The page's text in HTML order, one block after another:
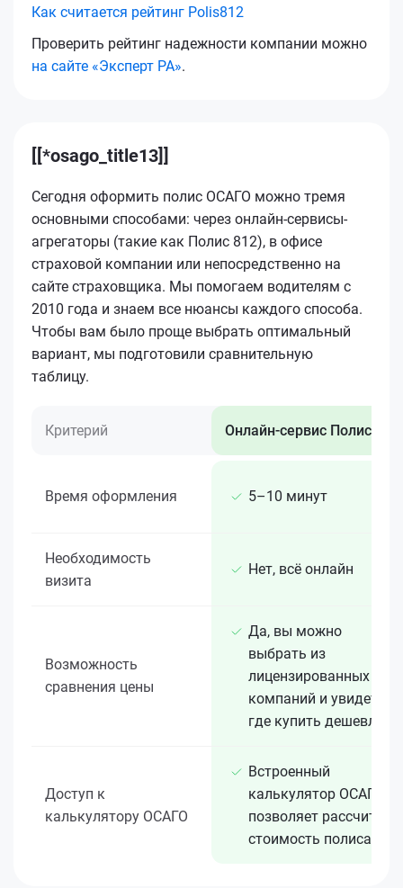
Как считается рейтинг Polis812
Проверить рейтинг надежности компании можно
на сайте «Эксперт РА».
[[*osago_title13]]
Сегодня оформить полис ОСАГО можно тремя
основными способами: через онлайн-сервисы-
агрегаторы (такие как Полис 812), в офисе
страховой компании или непосредственно на
сайте страховщика. Мы помогаем водителям с
2010 года и знаем все нюансы каждого способа.
Чтобы вам было проще выбрать оптимальный
вариант, мы подготовили сравнительную
таблицу.
Критерий Онлайн-сервис Полис 812
Время оформления 5–10 минут
Необходимость
визита
Нет, всё онлайн
Возможность
сравнения цены
Да, вы можно
выбрать из
лицензированных 15+
компаний и увидеть,
где купить дешевле
Доступ к
калькулятору ОСАГО
Встроенный
калькулятор ОСАГО
позволяет рассчитать
стоимость полиса